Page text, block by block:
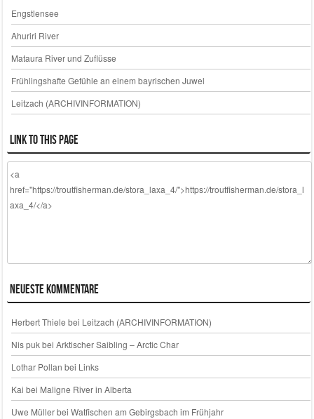
Engstlensee
Ahuriri River
Mataura River und Zuflüsse
Frühlingshafte Gefühle an einem bayrischen Juwel
Leitzach (ARCHIVINFORMATION)
Link to this page
Neueste Kommentare
Herbert Thiele bei Leitzach (ARCHIVINFORMATION)
Nis pukbei Arktischer Saibling – Arctic Char
Lothar Pollan bei Links
Kai bei Maligne River in Alberta
Uwe Müllerbei Watfischen am Gebirgsbach im Frühjahr